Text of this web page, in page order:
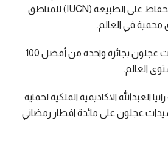
الخضراء للاتحاد الدولي للحفاظ على الطبيعة (IUCN) للمناطق
في العالم.
: فازت محمية غابات عجلون بجائزة واحدة من أفضل 100
العالم.
العبدالله الاكاديمية الملكية لحماية
عجلون على مائدة افطار رمضاني